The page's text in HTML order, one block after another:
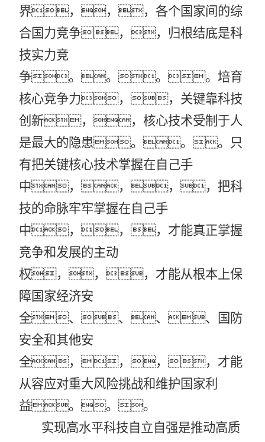
界，，，各个国家间的综
合国力竞争，，归根结底是科
技实力竞
争。。。。培育
核心竞争力，，关键靠科技
创新，，核心技术受制于人
是最大的隐患。。。只
有把关键核心技术掌握在自己手
中，，，，把科
技的命脉牢牢掌握在自己手
中，，，才能真正掌握
竞争和发展的主动
权，，，才能从根本上保
障国家经济安
全、、、、国防
安全和其他安
全，，，，才能
从容应对重大风险挑战和维护国家利
益。。。
实现高水平科技自立自强是推动高质